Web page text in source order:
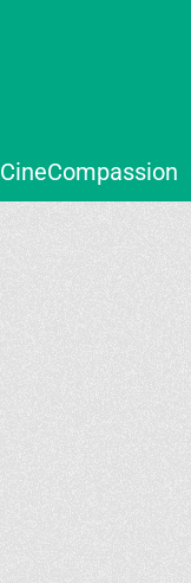
CineCompassion